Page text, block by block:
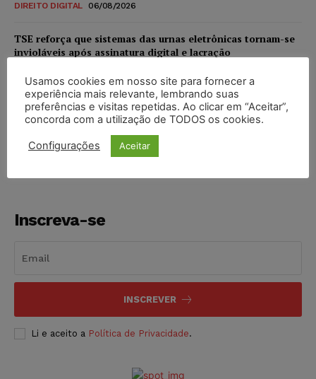
DIREITO DIGITAL 06/08/2026
TSE reforça que sistemas das urnas eletrônicas tornam-se
invioláveis após assinatura digital e lacração
STF inicia julgamento sobre constitucionalidade da
proibição dos jogos de azar no Brasil
Inscreva-se
INSCREVER
Li e aceito a Política de Privacidade.
Usamos cookies em nosso site para fornecer a
experiência mais relevante, lembrando suas
preferências e visitas repetidas. Ao clicar em “Aceitar”,
concorda com a utilização de TODOS os cookies.
Configurações Aceitar